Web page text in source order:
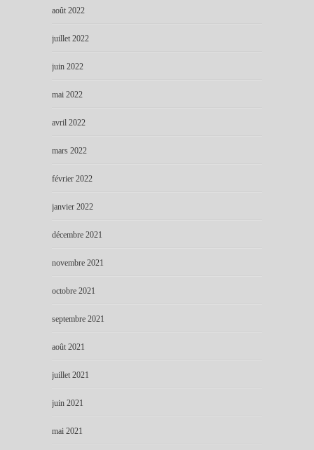
août 2022
juillet 2022
juin 2022
mai 2022
avril 2022
mars 2022
février 2022
janvier 2022
décembre 2021
novembre 2021
octobre 2021
septembre 2021
août 2021
juillet 2021
juin 2021
mai 2021